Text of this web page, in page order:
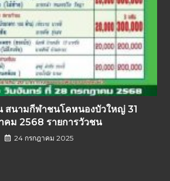
สนามกีฬาชนโคหนองบัวใหญ่ 31
คม 2568 รายการวัวชน
24 กรกฎาคม 2025